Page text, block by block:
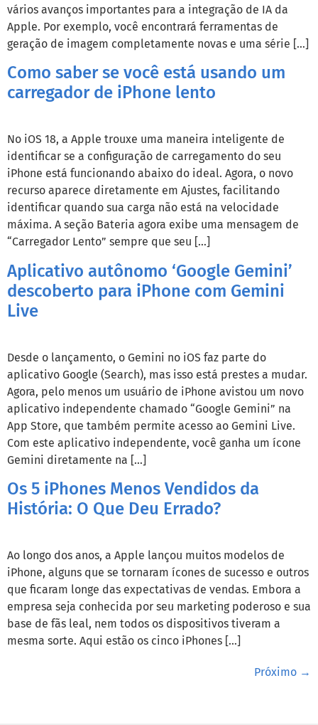
vários avanços importantes para a integração de IA da
Apple. Por exemplo, você encontrará ferramentas de
geração de imagem completamente novas e uma série […]
Como saber se você está usando um
carregador de iPhone lento
No iOS 18, a Apple trouxe uma maneira inteligente de
identificar se a configuração de carregamento do seu
iPhone está funcionando abaixo do ideal. Agora, o novo
recurso aparece diretamente em Ajustes, facilitando
identificar quando sua carga não está na velocidade
máxima. A seção Bateria agora exibe uma mensagem de
“Carregador Lento” sempre que seu […]
Aplicativo autônomo ‘Google Gemini’
descoberto para iPhone com Gemini
Live
Desde o lançamento, o Gemini no iOS faz parte do
aplicativo Google (Search), mas isso está prestes a mudar.
Agora, pelo menos um usuário de iPhone avistou um novo
aplicativo independente chamado “Google Gemini” na
App Store, que também permite acesso ao Gemini Live.
Com este aplicativo independente, você ganha um ícone
Gemini diretamente na […]
Os 5 iPhones Menos Vendidos da
História: O Que Deu Errado?
Ao longo dos anos, a Apple lançou muitos modelos de
iPhone, alguns que se tornaram ícones de sucesso e outros
que ficaram longe das expectativas de vendas. Embora a
empresa seja conhecida por seu marketing poderoso e sua
base de fãs leal, nem todos os dispositivos tiveram a
mesma sorte. Aqui estão os cinco iPhones […]
Próximo →